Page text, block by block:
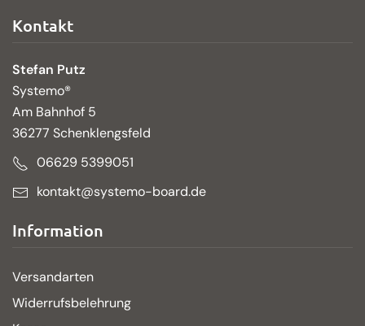
Kontakt
Stefan Putz
Systemo®
Am Bahnhof 5
36277 Schenklengsfeld
06629 5399051
kontakt@systemo-board.de
Information
Versandarten
Widerrufsbelehrung